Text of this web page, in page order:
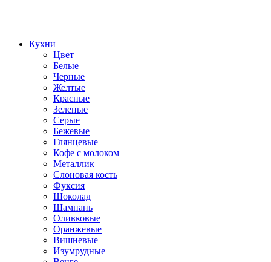
Кухни
Цвет
Белые
Черные
Желтые
Красные
Зеленые
Серые
Бежевые
Глянцевые
Кофе с молоком
Металлик
Слоновая кость
Фуксия
Шоколад
Шампань
Оливковые
Оранжевые
Вишневые
Изумрудные